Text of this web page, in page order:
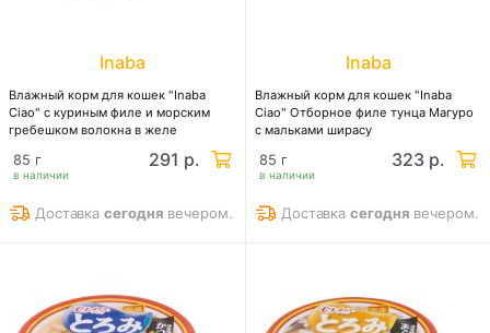
Inaba
Влажный корм для кошек "Inaba
Ciao" с куриным филе и морским
гребешком волокна в желе
в наличии
85 г 291 р.
Доставкасегодня вечером.
Inaba
Влажный корм для кошек "Inaba
Ciao" Отборное филе тунца Магуро
с мальками ширасу
в наличии
85 г 323 р.
Доставкасегодня вечером.